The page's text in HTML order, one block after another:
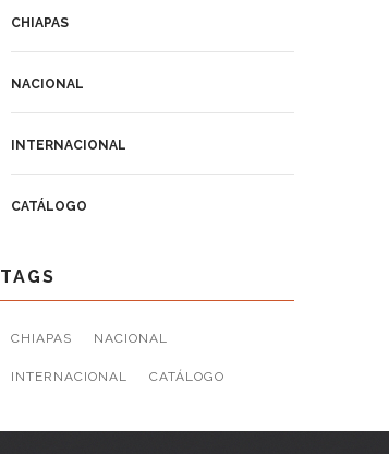
CHIAPAS
NACIONAL
INTERNACIONAL
CATÁLOGO
TAGS
CHIAPAS NACIONAL
INTERNACIONAL CATÁLOGO